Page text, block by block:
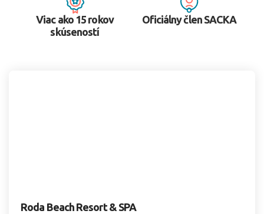
Viac ako 15 rokov
skúseností
Oficiálny člen SACKA
Roda Beach Resort & SPA